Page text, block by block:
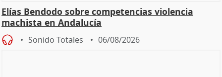
Elías Bendodo sobre competencias violencia
machista en Andalucía
Sonido Totales 06/08/2026